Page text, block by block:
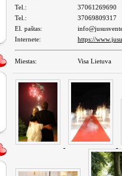
Tel.:
37061269690
Tel.:
37069809317
El. paštas:
Internete:
https://
Miestas: Visa Lietuva